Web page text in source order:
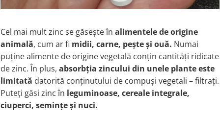
Cel mai mult zinc se găsește în alimentele de origine
animală, cum ar fi midii, carne, pește și ouă. Numai
puține alimente de origine vegetală conțin cantități ridicate
de zinc. În plus, absorbția zincului din unele plante este
limitată datorită conținutului de compuși vegetali – filtrați.
Puteți găsi zinc în leguminoase, cereale integrale,
ciuperci, semințe și nuci.